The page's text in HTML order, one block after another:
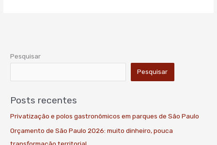
Pesquisar
Pesquisar
Posts recentes
Privatização e polos gastronômicos em parques de São Paulo
Orçamento de São Paulo 2026: muito dinheiro, pouca